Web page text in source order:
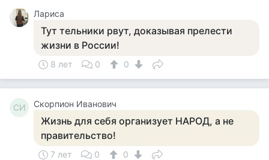
Лариса
Тут тельники рвут, доказывая прелести
жизни в России!
8 лет 0 0
СИ Скорпион Иванович
Жизнь для себя организует НАРОД, а не
правительство!
7 лет 0 0